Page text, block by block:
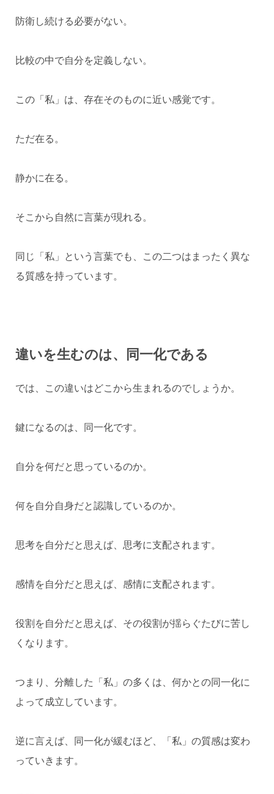
防衛し続ける必要がない。
比較の中で自分を定義しない。
この「私」は、存在そのものに近い感覚です。
ただ在る。
静かに在る。
そこから自然に言葉が現れる。
同じ「私」という言葉でも、この二つはまったく異な
る質感を持っています。
違いを生むのは、同一化である
では、この違いはどこから生まれるのでしょうか。
鍵になるのは、同一化です。
自分を何だと思っているのか。
何を自分自身だと認識しているのか。
思考を自分だと思えば、思考に支配されます。
感情を自分だと思えば、感情に支配されます。
役割を自分だと思えば、その役割が揺らぐたびに苦し
くなります。
つまり、分離した「私」の多くは、何かとの同一化に
よって成立しています。
逆に言えば、同一化が緩むほど、「私」の質感は変わ
っていきます。